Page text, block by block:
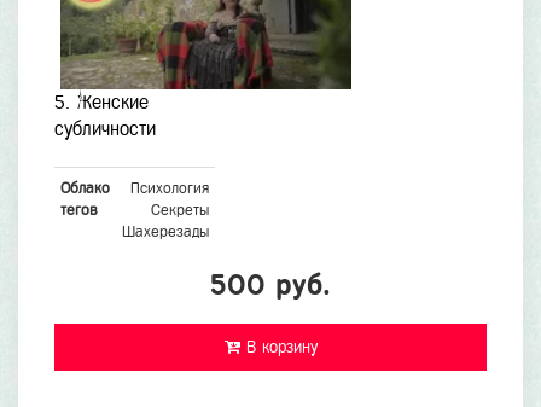
5. Женские
субличности
Облако
тегов
Психология
Секреты
Шахерезады
500 руб.
В корзину